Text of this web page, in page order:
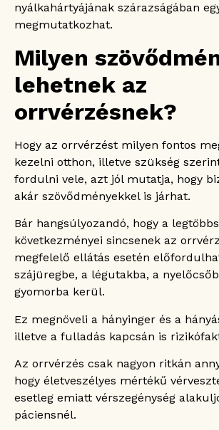
nyálkahártyájának szárazságában
megmutatkozhat.
Milyen
lehetnek az
orrvérzésnek?
Hogy az orrvérzést milyen fontos
kezelni otthon, illetve szükség
fordulni vele, azt jól mutatja, hogy
akár szövődményekkel is járhat.
Bár hangsúlyozandó, hogy a
következményei sincsenek az
megfelelő ellátás esetén
szájüregbe, a légutakba, a
gyomorba kerül.
Ez megnöveli a hányinger és a
illetve a fulladás kapcsán is
Az orrvérzés csak nagyon ritkán
hogy életveszélyes mértékű
esetleg emiatt vérszegénység
páciensnél.